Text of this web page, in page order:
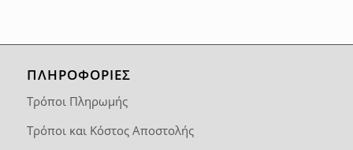
ΠΛΗΡΟΦΟΡΙΕΣ
Τρόποι Πληρωμής
Τρόποι και Κόστος Αποστολής